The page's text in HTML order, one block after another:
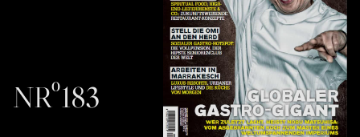
NRº183